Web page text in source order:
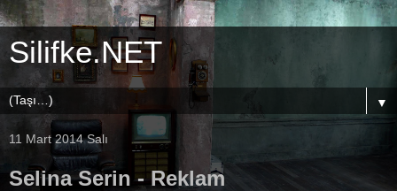
Silifke.NET
▼
11 Mart 2014 Salı
Selina Serin - Reklam